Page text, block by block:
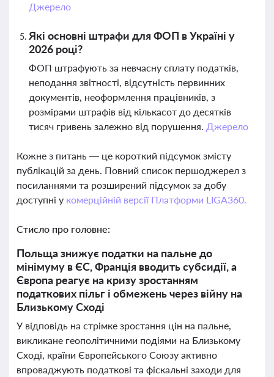
Джерело
Які основні штрафи для ФОП в Україні у
2026 році?
ФОП штрафують за невчасну сплату податків,
неподання звітності, відсутність первинних
документів, неоформлення працівників, з
розмірами штрафів від кількасот до десятків
тисяч гривень залежно від порушення. Джерело
Кожне з питань — це короткий підсумок змісту
публікацій за день. Повний список першоджерел з
посиланнями та розширений підсумок за добу
доступні у комерційній версії Платформи LIGA360.
Стисло про головне:
Польща знижує податки на пальне до
мінімуму в ЄС, Франція вводить субсидії, а
Європа реагує на кризу зростанням
податкових пільг і обмежень через війну на
Близькому Сході
У відповідь на стрімке зростання цін на пальне,
викликане геополітичними подіями на Близькому
Сході, країни Європейського Союзу активно
впроваджують податкові та фіскальні заходи для